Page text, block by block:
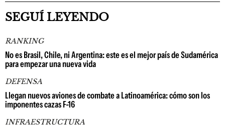
SEGUÍ LEYENDO
RANKING
No es Brasil, Chile, ni Argentina: este es el mejor país de Sudamérica
para empezar una nueva vida
DEFENSA
Llegan nuevos aviones de combate a Latinoamérica: cómo son los
imponentes cazas F-16
INFRAESTRUCTURA